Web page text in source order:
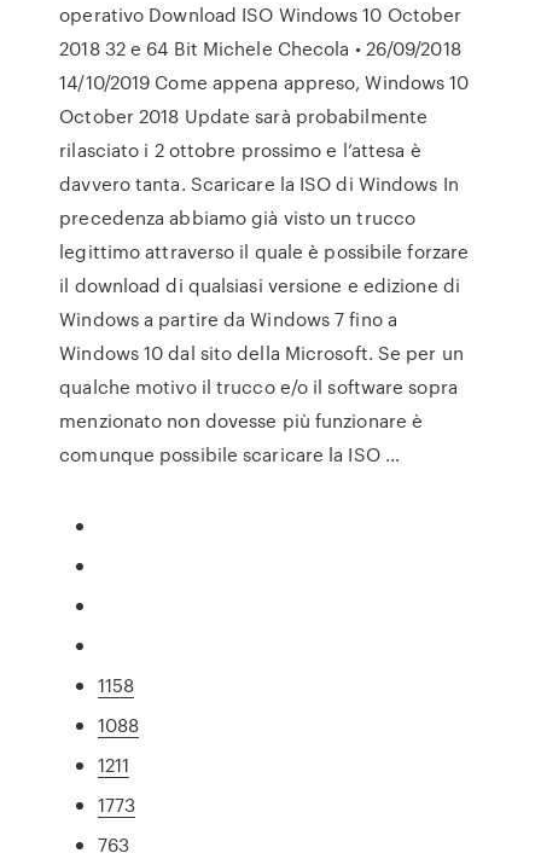
operativo Download ISO Windows 10 October
2018 32 e 64 Bit Michele Checola • 26/09/2018
14/10/2019 Come appena appreso, Windows 10
October 2018 Update sarà probabilmente
rilasciato i 2 ottobre prossimo e l’attesa è
davvero tanta. Scaricare la ISO di Windows In
precedenza abbiamo già visto un trucco
legittimo attraverso il quale è possibile forzare
il download di qualsiasi versione e edizione di
Windows a partire da Windows 7 fino a
Windows 10 dal sito della Microsoft. Se per un
qualche motivo il trucco e/o il software sopra
menzionato non dovesse più funzionare è
comunque possibile scaricare la ISO …
1158
1088
1211
1773
763